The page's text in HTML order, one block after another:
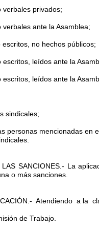
verbales privados;
ante la Asamblea;
no hechos públicos;
leídos ante la
leídos ante la
sindicales;
personas mencionadas en
LAS SANCIONES.- La
o más sanciones.
Atendiendo a la
de Trabajo.